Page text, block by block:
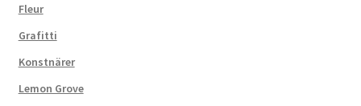
Fleur
Grafitti
Konstnärer
Lemon Grove